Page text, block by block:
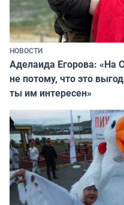
НОВОСТИ
Аделаида Егорова: «На
не потому, что это
ты им интересен»